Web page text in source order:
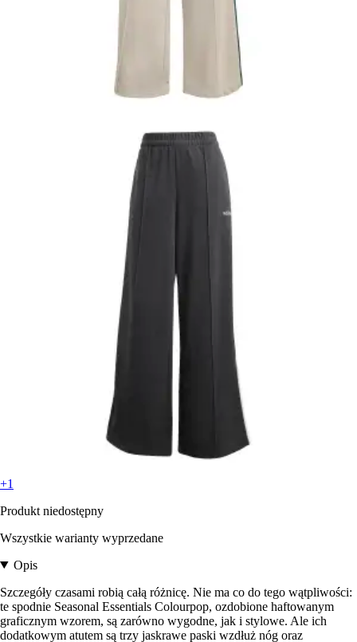
+1
Produkt niedostępny
Wszystkie warianty wyprzedane
Opis
Szczegóły czasami robią całą różnicę. Nie ma co do tego wątpliwości:
te spodnie Seasonal Essentials Colourpop, ozdobione haftowanym
graficznym wzorem, są zarówno wygodne, jak i stylowe. Ale ich
dodatkowym atutem są trzy jaskrawe paski wzdłuż nóg oraz